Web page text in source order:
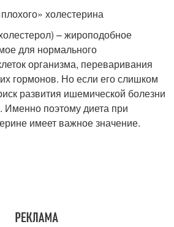
холестерина
– жироподобное
для нормального
организма, переваривания
гормонов. Но если его слишком
развития ишемической болезни
Именно поэтому диета при
имеет важное значение.